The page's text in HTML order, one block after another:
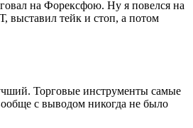
на Форексфою. Ну я повелся на
выставил тейк и стоп, а потом
Торговые инструменты самые
с выводом никогда не было